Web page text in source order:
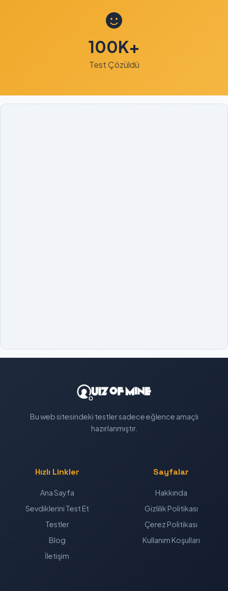
100K+
Test Çözüldü
Bu web sitesindeki testler sadece eğlence amaçlı
hazırlanmıştır.
Hızlı Linkler
Ana Sayfa
Sevdiklerini Test Et
Testler
Blog
İletişim
Sayfalar
Hakkında
Gizlilik Politikası
Çerez Politikası
Kullanım Koşulları